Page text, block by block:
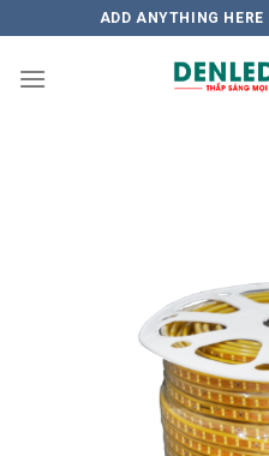
to
content
ADD ANYTHING